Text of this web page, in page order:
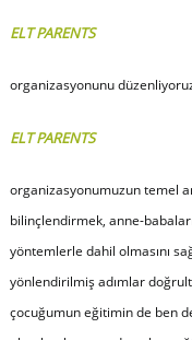
ELT PARENTS
organizasyonunu
ELT PARENTS
organizasyonumuzun temel
bilinçlendirmek, anne-
yöntemlerle dahil olmasını
yönlendirilmiş adımlar
çocuğumun eğitimin de ben